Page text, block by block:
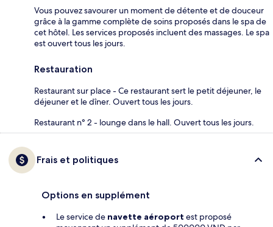
Vous pouvez savourer un moment de détente et de douceur
grâce à la gamme complète de soins proposés dans le spa de
cet hôtel. Les services proposés incluent des massages. Le spa
est ouvert tous les jours.
Restauration
Restaurant sur place - Ce restaurant sert le petit déjeuner, le
déjeuner et le dîner. Ouvert tous les jours.
Restaurant n° 2 - lounge dans le hall. Ouvert tous les jours.
Frais et politiques
Options en supplément
Le service de navette aéroport est proposé